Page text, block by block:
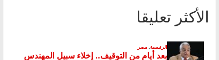
الأكثر تعليقا